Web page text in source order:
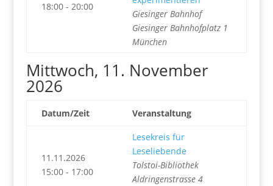
18:00 - 20:00
Giesinger Bahnhof
Giesinger Bahnhofplatz 1
München
Mittwoch, 11. November
2026
Datum/Zeit Veranstaltung
11.11.2026
15:00 - 17:00
Lesekreis für
Leseliebende
Tolstoi-Bibliothek
Aldringenstrasse 4